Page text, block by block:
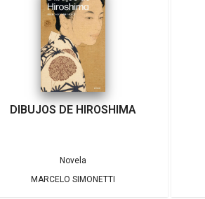
DIBUJOS DE HIROSHIMA
Novela
MARCELO SIMONETTI